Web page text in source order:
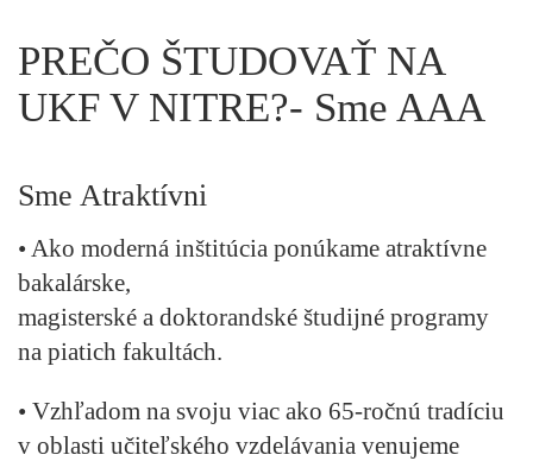
PREČO ŠTUDOVAŤ NA
UKF V NITRE?- Sme AAA
Sme Atraktívni
• Ako moderná inštitúcia ponúkame atraktívne
bakalárske,
magisterské a doktorandské študijné programy
na piatich fakultách.
• Vzhľadom na svoju viac ako 65-ročnú tradíciu
v oblasti učiteľského vzdelávania venujeme